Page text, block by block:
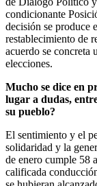
condicionante
decisión se produce
restablecimiento de
acuerdo se concreta
elecciones.
Mucho se dice en
lugar a dudas,
su pueblo?
El sentimiento y el
solidaridad y la
de enero cumple 58
calificada